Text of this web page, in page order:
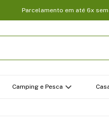
Parcelamento em até 6x
Camping e Pesca